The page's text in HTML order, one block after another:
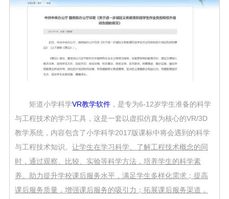
矩道小学科学VR教学软件，是专为6-12岁学生准备的科学
与工程技术的学习工具，这是一套以虚拟仿真为核心的VR/3D
教学系统，内容包含了小学科学2017版课标中将会遇到的科学
与工程技术知识。 让学生在学习科学、了解工程技术概念的同
时，通过观察、比较、实验等科学方法，培养学生的科学素
养。助力提升学校课后服务水平，满足学生多样化需求；提高
课后服务质量，增强课后服务的吸引力；拓展课后服务渠道，